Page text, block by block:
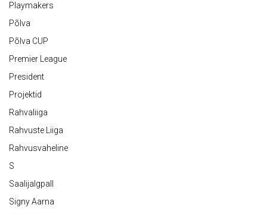
Playmakers
Põlva
Põlva CUP
Premier League
President
Projektid
Rahvaliiga
Rahvuste Liiga
Rahvusvaheline
S
Saalijalgpall
Signy Aarna